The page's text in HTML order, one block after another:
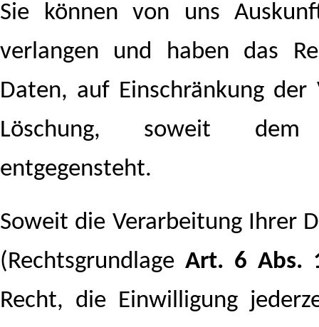
Sie können von uns
verlangen und haben das
Daten, auf Einschränkung
Löschung, soweit dem
entgegensteht.
Soweit die Verarbeitung Ihrer
(RechtsgrundlageArt. 6 Abs.
Recht, die Einwilligung